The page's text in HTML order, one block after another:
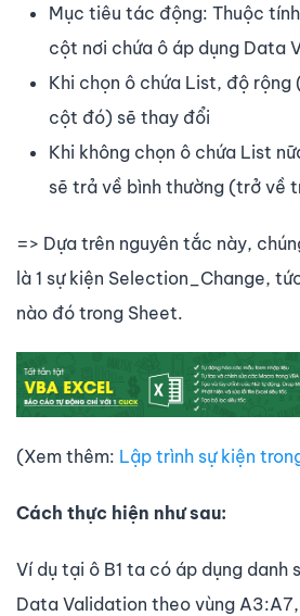
Mục tiêu tác động: Thuộc
cột nơi chứa ô áp dụng Data
Khi chọn ô chứa List, độ rộng
cột đó) sẽ thay đổi
Khi không chọn ô chứa List
sẽ trả về bình thường (trở về
=> Dựa trên nguyên tắc này,
là 1 sự kiện Selection_Change,
nào đó trong Sheet.
(Xem thêm: Lập trình sự kiện
Cách thực hiện như sau:
Ví dụ tại ô B1 ta có áp dụng danh
Data Validation theo vùng